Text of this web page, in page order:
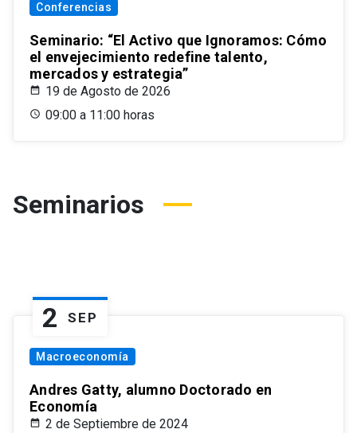
Conferencias
Seminario: “El Activo que Ignoramos: Cómo
el envejecimiento redefine talento,
mercados y estrategia”
19 de Agosto de 2026
09:00 a 11:00 horas
Seminarios
2 SEP
Macroeconomía
Andres Gatty, alumno Doctorado en
Economía
2 de Septiembre de 2024